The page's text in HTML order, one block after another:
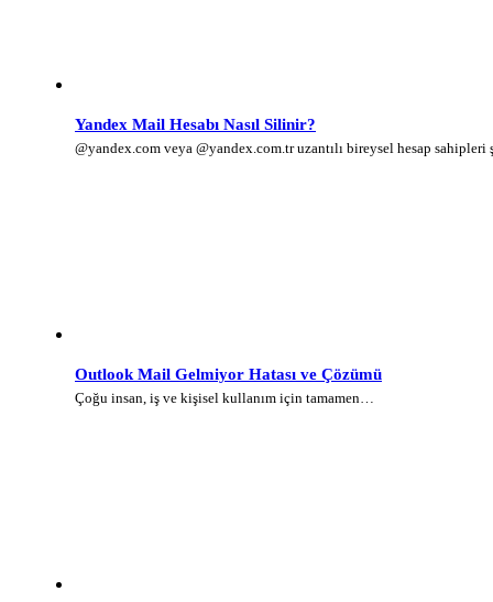
Yandex Mail Hesabı Nasıl Silinir?
@yandex.com veya @yandex.com.tr uzantılı bireysel hesap
Outlook Mail Gelmiyor Hatası ve Çözümü
Çoğu insan, iş ve kişisel kullanım için tamamen…